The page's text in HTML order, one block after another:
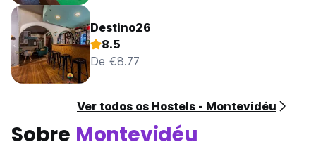
Destino26
8.5
De €8.77
Ver todos os Hostels - Montevidéu
Sobre Montevidéu